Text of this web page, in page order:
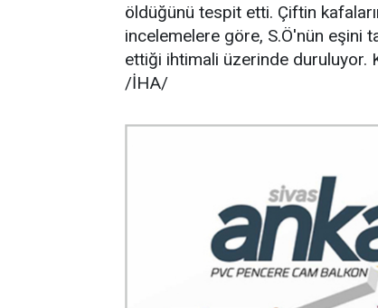
öldüğünü tespit etti. Çiftin
incelemelere göre, S.Ö'nün eşini
ettiği ihtimali üzerinde duruluyor.
/İHA/